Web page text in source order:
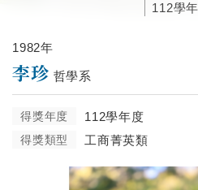
112學
1982年
李珍 哲學系
得獎年度 112學年度
得獎類型 工商菁英類